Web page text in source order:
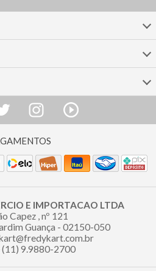
E IMPORTACAO LTDA
Capez , nº 121
Guança - 02150-050
(11) 9.9880-2700